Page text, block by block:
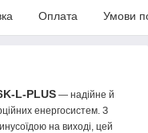
Оплата Умови
L-PLUS — надійне й
енергосистем. З
на виході, цей